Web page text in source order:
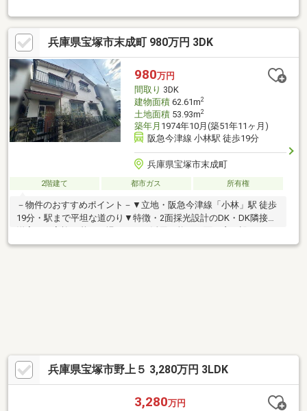
良好です○人気のリビングイン階段○お車は2台駐車可能○ゆったり
としたバルコニー■弊社について■センチュリー21加盟店中28年連
続No.1 (1997年～2024年兵庫地区仲介実績)阪神間（尼崎・伊丹・
西宮・宝塚）阪急沿線沿い全店駅前に8店舗展開中（駅前に情報は
集まる！）このエリアで物件掲載数最多！宝塚市・尼崎市・西宮
市・伊丹市・川西市でお家をお探しの方、まずはご気軽にお問い
合わせください！
兵庫県宝塚市末成町 980万円 3DK
980万円
間取り 3DK
建物面積62.61m2
土地面積53.93m2
築年月 1974年10月(築51年11ヶ月)
阪急今津線 小林駅 徒歩19分
兵庫県宝塚市末成町
2階建て 都市ガス 所有権
－物件のおすすめポイント－▼立地・阪急今津線「小林」駅 徒歩
19分・駅まで平坦な道のり▼特徴・2面採光設計のDK・DK隣接の
た壁付けキッチン・各和室・洋室は6帖以上の広さを確保・和室2
兵庫県宝塚市野上５ 3,280万円 3LDK
3,280万円